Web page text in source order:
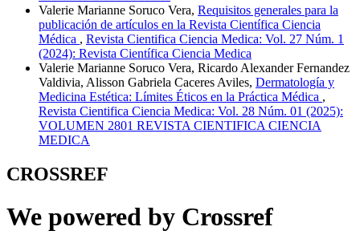
Valerie Marianne Soruco Vera, Requisitos generales para la
publicación de artículos en la Revista Científica Ciencia
Médica , Revista Cientifica Ciencia Medica: Vol. 27 Núm. 1
(2024): Revista Científica Ciencia Medica
Valerie Marianne Soruco Vera, Ricardo Alexander Fernandez
Valdivia, Alisson Gabriela Caceres Aviles, Dermatología y
Medicina Estética: Límites Éticos en la Práctica Médica ,
Revista Cientifica Ciencia Medica: Vol. 28 Núm. 01 (2025):
VOLUMEN 2801 REVISTA CIENTIFICA CIENCIA
MEDICA
CROSSREF
We powered by Crossref